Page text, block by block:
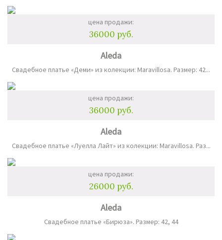
цена продажи:
36000 руб.
Aleda
Свадебное платье «Деми» из колекции: Maravillosa. Размер: 42...
цена продажи:
36000 руб.
Aleda
Свадебное платье «Луелла Лайт» из колекции: Maravillosa. Раз...
цена продажи:
26000 руб.
Aleda
Свадебное платье «Бирюза». Размер: 42, 44